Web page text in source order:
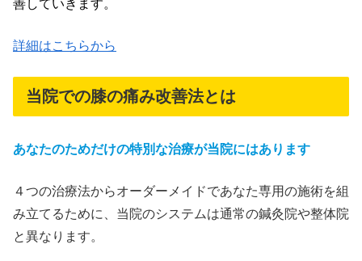
善していきます。
詳細はこちらから
当院での膝の痛み改善法とは
あなたのためだけの特別な治療が当院にはあります
４つの治療法からオーダーメイドであなた専用の施術を組
み立てるために、当院のシステムは通常の鍼灸院や整体院
と異なります。